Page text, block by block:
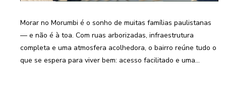
Morar no Morumbi é o sonho de muitas famílias paulistanas
— e não é à toa. Com ruas arborizadas, infraestrutura
completa e uma atmosfera acolhedora, o bairro reúne tudo o
que se espera para viver bem: acesso facilitado e uma...